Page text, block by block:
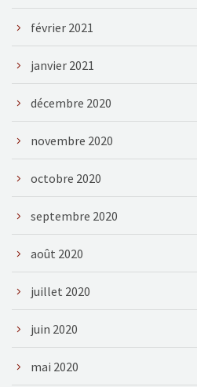
février 2021
janvier 2021
décembre 2020
novembre 2020
octobre 2020
septembre 2020
août 2020
juillet 2020
juin 2020
mai 2020